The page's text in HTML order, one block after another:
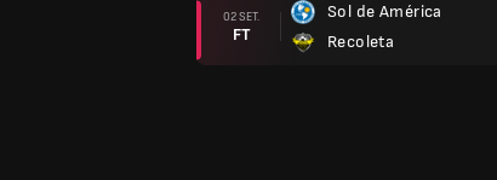
02 SET.
FT
Sol de América
Recoleta